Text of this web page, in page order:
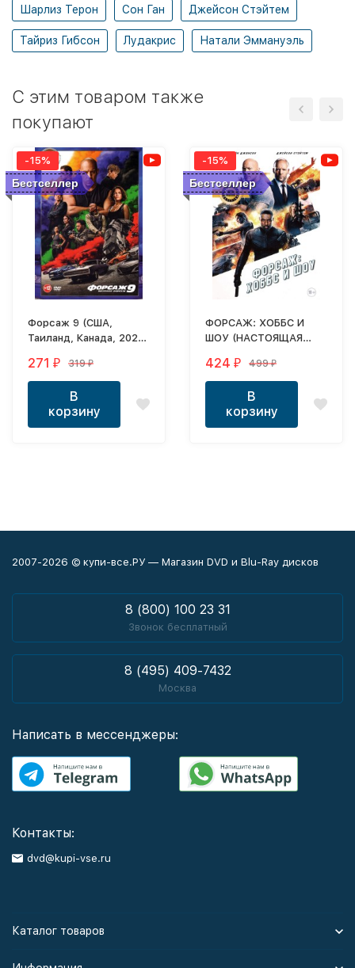
Шарлиз Терон Сон Ган Джейсон Стэйтем
Тайриз Гибсон Лудакрис Натали Эммануэль
C этим товаром также
покупают
Бестселлер
-15%
Форсаж 9 (США,
Таиланд, Канада, 2021)
профессиональный
(дублированный)
271 ₽ 319₽
В
корзину
Бестселлер
-15%
ФОРСАЖ: ХОББС И
ШОУ (НАСТОЯЩАЯ
424 ₽ 499₽
В
корзину
2007-2026 © купи-все.РУ — Магазин DVD и Blu-Ray дисков
8 (800) 100 23 31
Звонок бесплатный
8 (495) 409-7432
Москва
Написать в мессенджеры:
Контакты:
dvd@kupi-vse.ru
Каталог товаров